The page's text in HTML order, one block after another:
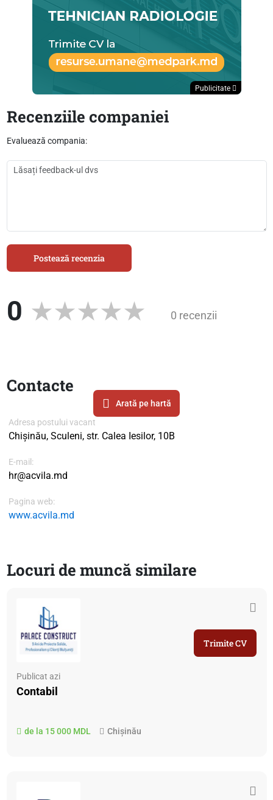
Publicitate
Recenziile companiei
Evaluează compania:
Postează recenzia
0 0 recenzii
Contacte
Arată pe hartă
Adresa postului vacant
Chișinău, Sculeni, str. Calea Iesilor, 10B
E-mail:
hr@acvila.md
Pagina web:
www.acvila.md
Locuri de muncă similare
Publicat azi
Contabil
de la 15 000 MDL Chișinău
Trimite CV